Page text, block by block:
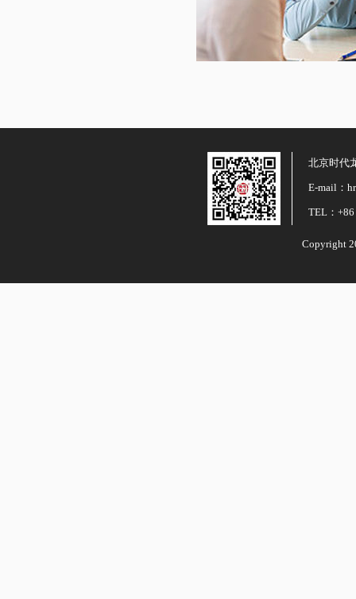
北京时代
E-mail：
TEL：
Copyright